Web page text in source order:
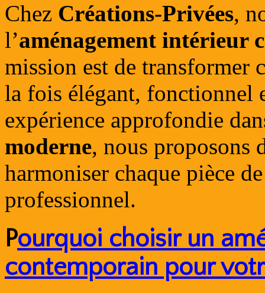
Chez Créations-Privées,
l’aménagement intérieur
mission est de transformer
la fois élégant, fonctionnel
expérience approfondie
moderne, nous proposons
harmoniser chaque pièce
professionnel.
Pourquoi choisir un
contemporain pour